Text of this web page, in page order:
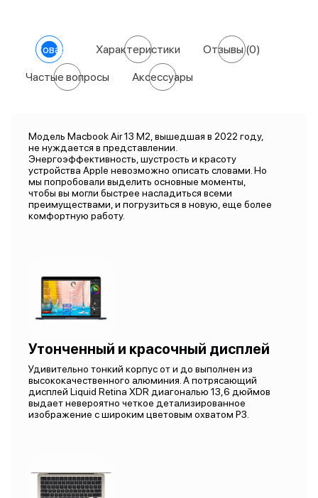
О товаре Характеристики Отзывы(0)
Частые вопросы Аксессуары
Модель Macbook Air 13 M2, вышедшая в 2022 году,
не нуждается в представлении.
Энергоэффективность, шустрость и красоту
устройства Apple невозможно описать словами. Но
мы попробовали выделить основные моменты,
чтобы вы могли быстрее насладиться всеми
преимуществами, и погрузиться в новую, еще более
комфортную работу.
Утонченный и красочный дисплей
Удивительно тонкий корпус от и до выполнен из
высококачественного алюминия. А потрясающий
дисплей Liquid Retina XDR диагональю 13,6 дюймов
выдает невероятно четкое детализированное
изображение с широким цветовым охватом P3.